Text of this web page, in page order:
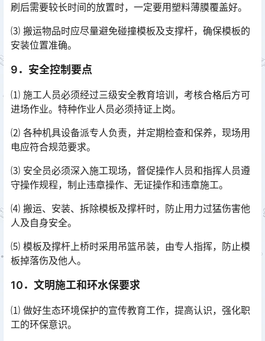
刷后需要较长时间的放置时，一定要用塑料薄膜覆盖好。
⑶ 搬运物品时应尽量避免碰撞模板及支撑杆，确保模板的
安装位置准确。
9．安全控制要点
⑴ 施工人员必须经过三级安全教育培训，考核合格后方可
进场作业。特种作业人员必须持证上岗。
⑵ 各种机具设备派专人负责，并定期检查和保养，现场用
电应符合规范要求。
⑶ 安全员必须深入施工现场，督促操作人员和指挥人员遵
守操作规程，制止违章操作、无证操作和违章施工。
⑷ 搬运、安装、拆除模板及撑杆时，防止用力过猛伤害他
人及自身安全。
⑸ 模板及撑杆上桥时采用吊篮吊装，由专人指挥，防止模
板掉落伤及他人。
10．文明施工和环水保要求
⑴ 做好生态环境保护的宣传教育工作，提高认识，强化职
工的环保意识。